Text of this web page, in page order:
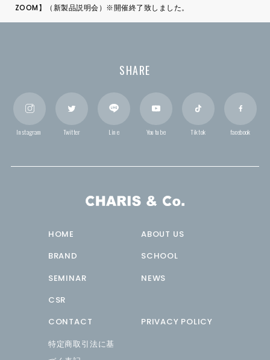
ZOOM】（新製品説明会）※開催終了致しました。
SHARE
Instagram Twitter Line Youtube Tiktok facebook
HOME
ABOUT US
BRAND
SCHOOL
SEMINAR
NEWS
CSR
CONTACT
PRIVACY POLICY
特定商取引法に基